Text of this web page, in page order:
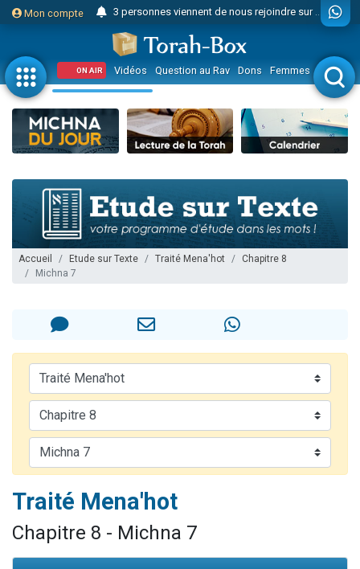
Mon compte 3 personnes viennent de nous rejoindre sur WhatsApp
Odaya vient de donner son Maasser
3 personnes viennent de faire un don pour 5 jours de vacances aux Orphelins
3 personnes viennent de faire un don pour Diane, 80 ans, dans un appartement insalubre
2 personnes viennent de nous rejoindre sur WhatsApp
13 personnes viennent de demander une bénédiction
30 personnes viennent de faire un don pour Sauvez la jambe de Yohan
Il reste 49 places pour étudier en groupe sur Zoom
12 nouvelles musiques dans Torah-Box Music
3 personnes viennent de nous rejoindre sur WhatsApp
8 personnes viennent de faire un don pour Tsédaka : pauvres d'Israel
Il reste 49 places pour étudier en groupe sur Zoom
4 personnes viennent de nous rejoindre sur WhatsApp
ON AIR Vidéos Question au Rav Dons Femmes Enfants
Accueil Etude sur Texte Traité Mena'hot
Chapitre 8
Michna 7
Traité Mena'hot
Chapitre 8 - Michna 7